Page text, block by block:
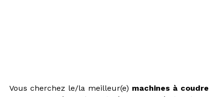
Vous cherchez le/la meilleur(e) machines à coudre